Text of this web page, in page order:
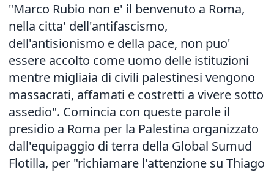
"Marco Rubio non e' il benvenuto a Roma,
nella citta' dell'antifascismo,
dell'antisionismo e della pace, non puo'
essere accolto come uomo delle istituzioni
mentre migliaia di civili palestinesi vengono
massacrati, affamati e costretti a vivere sotto
assedio". Comincia con queste parole il
presidio a Roma per la Palestina organizzato
dall'equipaggio di terra della Global Sumud
Flotilla, per "richiamare l'attenzione su Thiago